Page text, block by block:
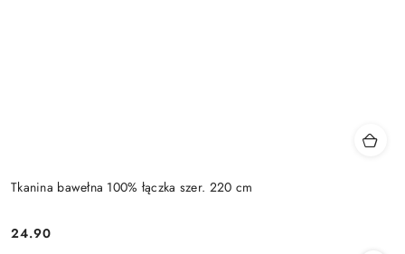
Tkanina bawełna 100% łączka szer. 220 cm
Cena:
24.90